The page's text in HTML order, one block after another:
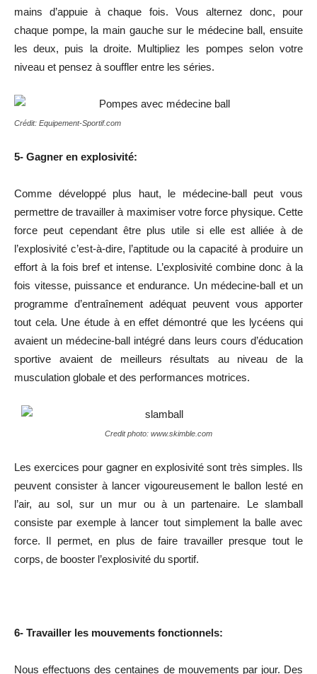
mains d’appuie à chaque fois. Vous alternez donc, pour
chaque pompe, la main gauche sur le médecine ball, ensuite
les deux, puis la droite. Multipliez les pompes selon votre
niveau et pensez à souffler entre les séries.
Crédit: Equipement-Sportif.com
5- Gagner en explosivité:
Comme développé plus haut, le médecine-ball peut vous
permettre de travailler à maximiser votre force physique. Cette
force peut cependant être plus utile si elle est alliée à de
l’explosivité c’est-à-dire, l’aptitude ou la capacité à produire un
effort à la fois bref et intense. L’explosivité combine donc à la
fois vitesse, puissance et endurance. Un médecine-ball et un
programme d’entraînement adéquat peuvent vous apporter
tout cela. Une étude à en effet démontré que les lycéens qui
avaient un médecine-ball intégré dans leurs cours d’éducation
sportive avaient de meilleurs résultats au niveau de la
musculation globale et des performances motrices.
Credit photo: www.skimble.com
Les exercices pour gagner en explosivité sont très simples. Ils
peuvent consister à lancer vigoureusement le ballon lesté en
l’air, au sol, sur un mur ou à un partenaire. Le slamball
consiste par exemple à lancer tout simplement la balle avec
force. Il permet, en plus de faire travailler presque tout le
corps, de booster l’explosivité du sportif.
6- Travailler les mouvements fonctionnels:
Nous effectuons des centaines de mouvements par jour. Des